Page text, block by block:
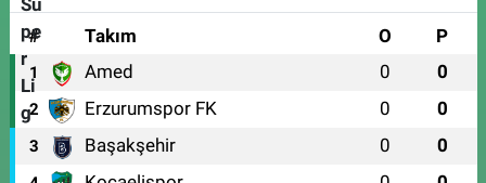
# Takım O P
1 Amed 0 0
2 Erzurumspor FK 0 0
3 Başakşehir 0 0